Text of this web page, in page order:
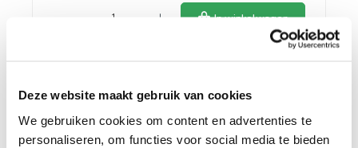
Deze website maakt gebruik van cookies
We gebruiken cookies om content en advertenties te
personaliseren, om functies voor social media te bieden
Producthoeveelheid: Voer de gewenste hoeveelheid in of gebruik de knoppen
In winkelwagen
Bijna uitverkocht!
Binnen0 uur en 28 minuten besteld, morgen in huis
Productnummer:19075/23/7895a